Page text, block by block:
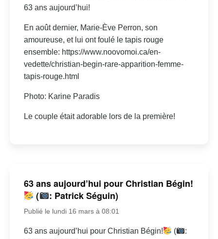
63 ans aujourd’hui!
En août dernier, Marie-Ève Perron, son
amoureuse, et lui ont foulé le tapis rouge
ensemble: https://www.noovomoi.ca/en-
vedette/christian-begin-rare-apparition-femme-
tapis-rouge.html
Photo: Karine Paradis
Le couple était adorable lors de la première!
63 ans aujourd’hui pour Christian Bégin!
(
: Patrick Séguin)
Publié le lundi 16 mars à 08:01
63 ans aujourd’hui pour Christian Bégin! (
: